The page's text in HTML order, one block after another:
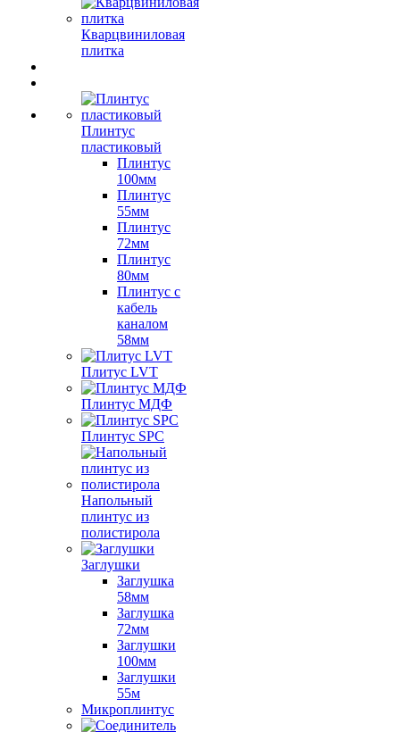
Кварцвиниловая
плитка
Плинтус
пластиковый
Плинтус
100мм
Плинтус
55мм
Плинтус
72мм
Плинтус
80мм
Плинтус с
кабель
каналом
58мм
Плитус LVT
Плинтус МДФ
Плинтус SPC
Напольный
плинтус из
полистирола
Заглушки
Заглушка
58мм
Заглушка
72мм
Заглушки
100мм
Заглушки
55м
Микроплинтус